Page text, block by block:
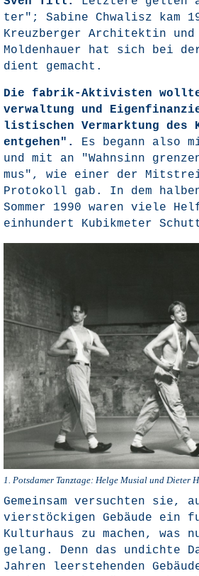
ter"; Sabi­ne Chwa­lisz kam
Kreuz­ber­ger Archi­tek­tin und
Mol­den­hau­er hat sich bei
dient gemacht.
Die fabrik-Akti­vis­ten
ver­wal­tung und
lis­ti­schen Ver­mark­tung des
ent­ge­hen".
Es begann also
und mit an "Wahn­sinn
mus", wie einer der
Pro­to­koll gab. In dem
Som­mer 1990 waren vie­le
ein­hun­dert Kubik­me­ter
1. Pots­da­mer Tanz­ta­ge: Hel­ge Musi­al und Die­ter
Gemein­sam ver­such­ten sie,
vier­stö­cki­gen Gebäu­de ein
Kul­tur­haus zu machen, was
gelang. Denn das undich­te
Jah­ren leer­ste­hen­den